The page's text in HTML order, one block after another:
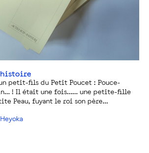
histoire
petit-fils du Petit Poucet : Pouce-
! Il était une fois…… une petite-fille
Peau, fuyant le roi son père…